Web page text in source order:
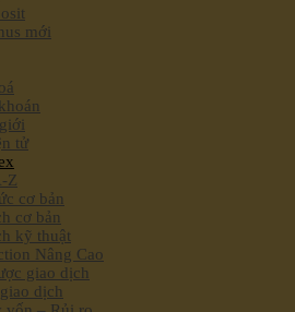
mới
tử
Z
cơ bản
cơ bản
kỹ thuật
Nâng Cao
giao dịch
dịch